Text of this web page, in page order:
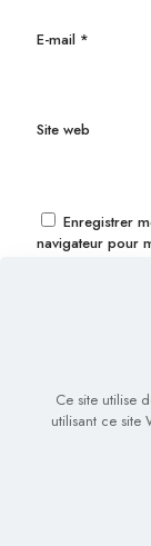
E-mail *
Site web
Enregistrer
navigateur pour
Plan de
Ce site utilise
utilisant ce site